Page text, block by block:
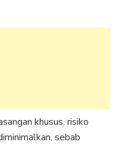
khusus, risiko
sebab